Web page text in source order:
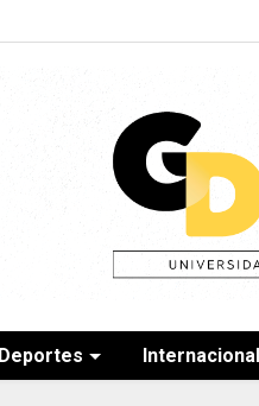
Deportes